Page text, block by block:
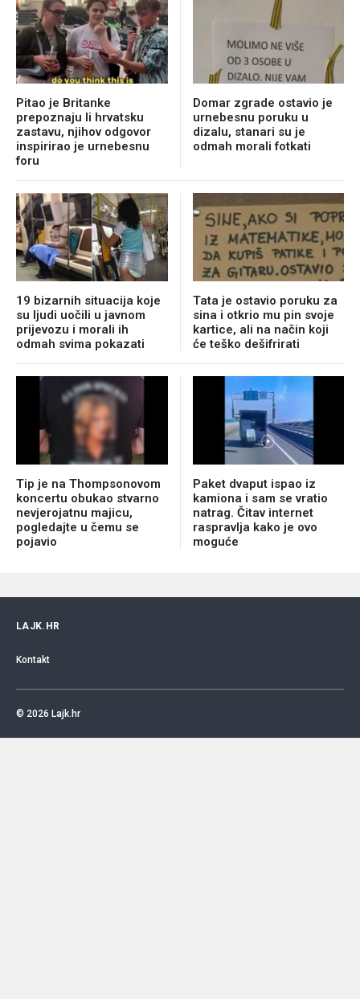
Pitao je Britanke
prepoznaju li hrvatsku
zastavu, njihov odgovor
inspirirao je urnebesnu
foru
Domar zgrade ostavio je
urnebesnu poruku u
dizalu, stanari su je
odmah morali fotkati
19 bizarnih situacija koje
su ljudi uočili u javnom
prijevozu i morali ih
odmah svima pokazati
Tata je ostavio poruku za
sina i otkrio mu pin svoje
kartice, ali na način koji
će teško dešifrirati
Tip je na Thompsonovom
koncertu obukao stvarno
nevjerojatnu majicu,
pogledajte u čemu se
pojavio
Paket dvaput ispao iz
kamiona i sam se vratio
natrag. Čitav internet
raspravlja kako je ovo
moguće
LAJK.HR
Kontakt
© 2026 Lajk.hr